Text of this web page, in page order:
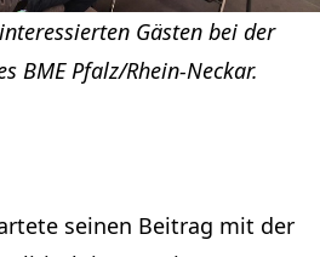
Gästen bei der
BME Pfalz/Rhein-Neckar.
seinen Beitrag mit der